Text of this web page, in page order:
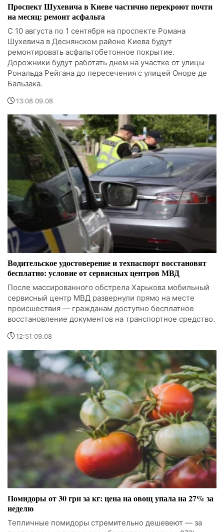
Проспект Шухевича в Киеве частично перекроют почти
на месяц: ремонт асфальта
С 10 августа по 1 сентября на проспекте Романа
Шухевича в Деснянском районе Киева будут
ремонтировать асфальтобетонное покрытие.
Дорожники будут работать днем на участке от улицы
Рональда Рейгана до пересечения с улицей Оноре де
Бальзака.
13:08 09.08
Водительское удостоверение и техпаспорт восстановят
бесплатно: условие от сервисных центров МВД
После массированного обстрела Харькова мобильный
сервисный центр МВД развернули прямо на месте
происшествия — гражданам доступно бесплатное
восстановление документов на транспортное средство.
12:51 09.08
Помидоры от 30 грн за кг: цена на овощ упала на 27% за
неделю
Тепличные помидоры стремительно дешевеют — за